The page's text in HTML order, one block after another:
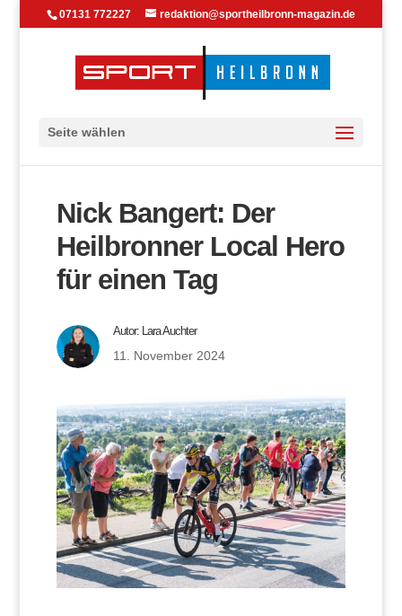
07131 772227 redaktion@sportheilbronn-magazin.de
Seite wählen
Nick Bangert: Der
Heilbronner Local Hero
für einen Tag
Autor: Lara Auchter
11. November 2024